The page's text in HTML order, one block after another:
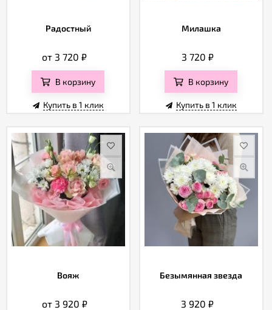
Радостный
от 3 720₽
В корзину
Купить в 1 клик
Милашка
3 720 ₽
В корзину
Купить в 1 клик
Вояж
от 3 920 ₽
Безымянная звезда
3 920₽